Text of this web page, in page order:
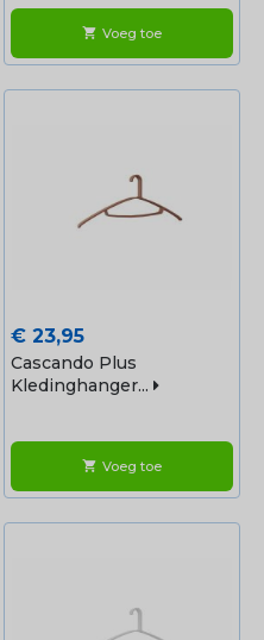
shopping_cart Voeg toe
Prijs
€ 23,95
Cascando Plus
Kledinghanger...
shopping_cart Voeg toe